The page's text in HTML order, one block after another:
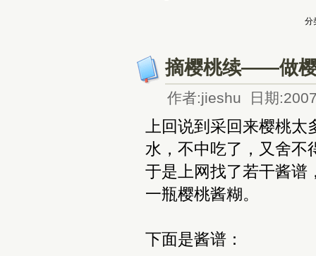
分
摘樱桃续——做
作者:jieshu 日期
上回说到采回来樱桃
水，不中吃了，又舍不
于是上网找了若干酱谱
一瓶樱桃酱糊。
下面是酱谱：